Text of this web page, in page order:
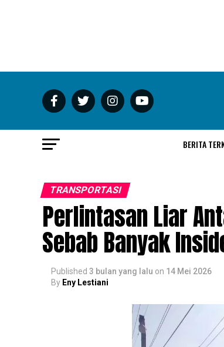
BERITA
TRANSPORTASI
Perlintasan Liar
Sebab Banyak
Published 3 bulan yang lalu on 14 Mei 2026
By Eny Lestiani